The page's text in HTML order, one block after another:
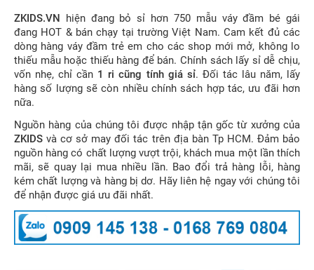
ZKIDS.VN hiện đang bỏ sỉ hơn 750 mẫu váy đầm bé gái
đang HOT & bán chạy tại trường Việt Nam. Cam kết đủ các
dòng hàng váy đầm trẻ em cho các shop mới mở, không lo
thiếu mẫu hoặc thiếu hàng để bán. Chính sách lấy sỉ dễ chịu,
vốn nhẹ, chỉ cần 1 ri cũng tính giá sỉ. Đối tác lâu năm, lấy
hàng số lượng sẽ còn nhiều chính sách hợp tác, ưu đãi hơn
nữa.
Nguồn hàng của chúng tôi được nhập tận gốc từ xưởng của
ZKIDS và cơ sở may đối tác trên địa bàn Tp HCM. Đảm bảo
nguồn hàng có chất lượng vượt trội, khách mua một lần thích
mãi, sẽ quay lại mua nhiều lần. Bao đổi trả hàng lỗi, hàng
kém chất lượng và hàng bị dơ. Hãy liên hệ ngay với chúng tôi
để nhận được giá ưu đãi nhất.